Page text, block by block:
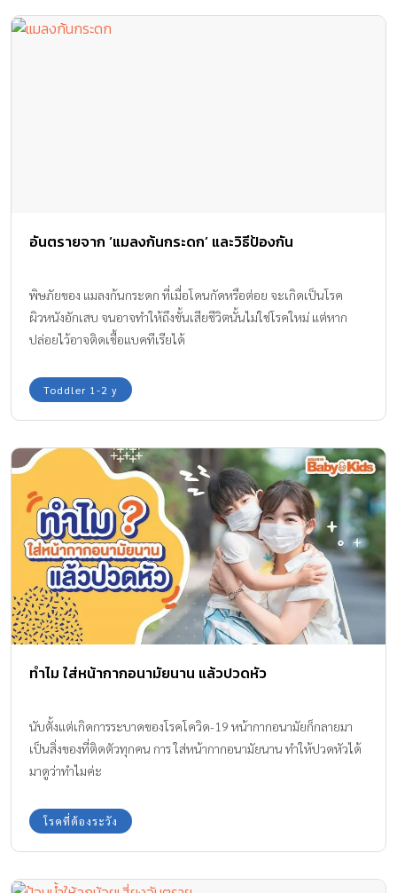
อันตรายจาก ‘แมลงก้นกระดก’ และวิธีป้องกัน
พิษภัยของ แมลงก้นกระดก ที่เมื่อโดนกัดหรือต่อย จะเกิดเป็นโรค
ผิวหนังอักเสบ จนอาจทำให้ถึงขั้นเสียชีวิตนั้นไม่ใช่โรคใหม่ แต่หาก
ปล่อยไว้อาจติดเชื้อแบคทีเรียได้
Toddler 1-2 y
ทำไม ใส่หน้ากากอนามัยนาน แล้วปวดหัว
นับตั้งแต่เกิดการระบาดของโรคโควิด-19 หน้ากากอนามัยก็กลายมา
เป็นสิ่งของที่ติดตัวทุกคน การ ใส่หน้ากากอนามัยนาน ทำให้ปวดหัวได้
มาดูว่าทำไมค่ะ
โรคที่ต้องระวัง